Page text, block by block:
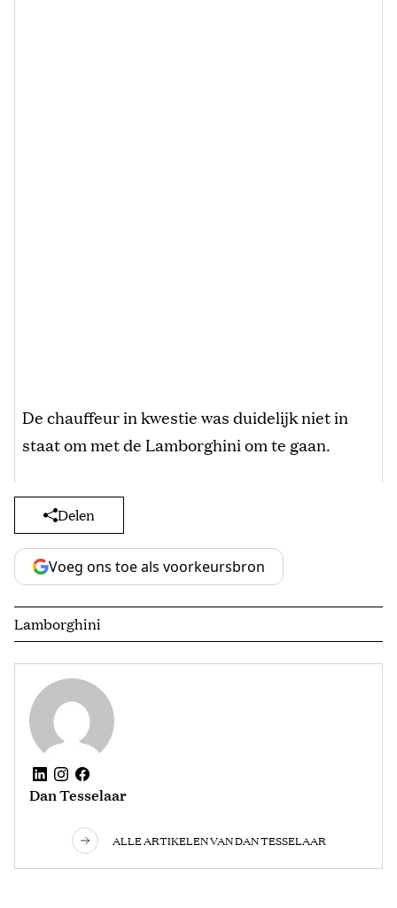
De chauffeur in kwestie was duidelijk niet in
staat om met de Lamborghini om te gaan.
Delen
Voeg ons toe als voorkeursbron
Lamborghini
Dan Tesselaar
ALLE ARTIKELEN VAN DAN TESSELAAR